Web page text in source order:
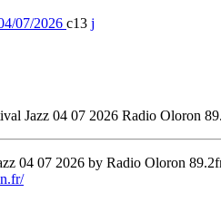
07/2026 13
Jazz 04 07 2026 Radio Oloron
04 07 2026 by Radio Oloron